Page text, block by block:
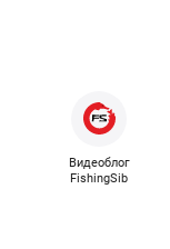
Видеоблог
FishingSib